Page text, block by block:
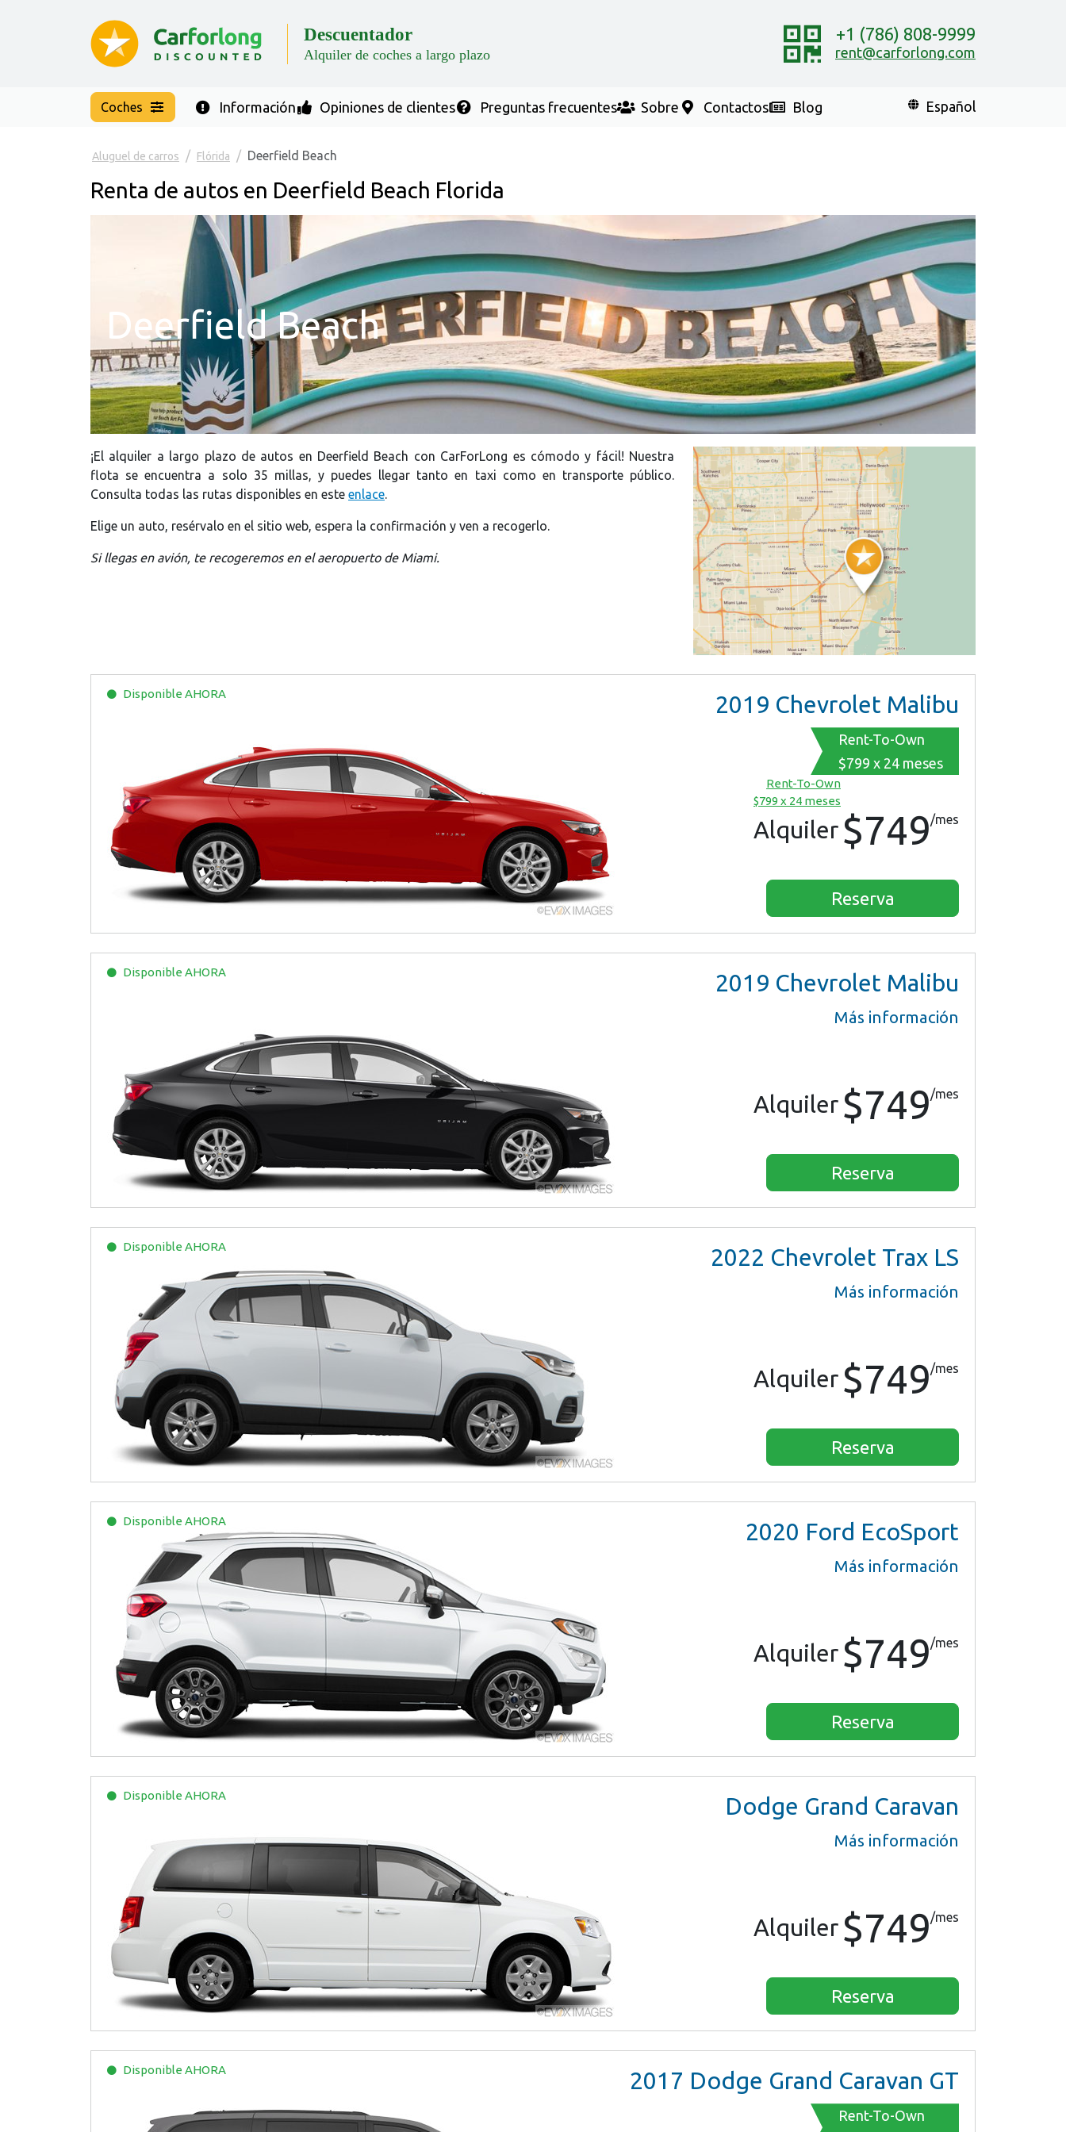
Descuentador
Alquiler de coches a largo plazo
+1 (786) 808-9999
rent@carforlong.com
Coches Información Opiniones de clientes Preguntas frecuentes Sobre Contactos Blog Español
Aluguel de carros Flórida Deerfield Beach
Renta de autos en Deerfield Beach Florida
Deerfield Beach
¡El alquiler a largo plazo de autos en Deerfield Beach con CarForLong es cómodo y fácil! Nuestra
flota se encuentra a solo 35 millas, y puedes llegar tanto en taxi como en transporte público.
Consulta todas las rutas disponibles en este enlace
Elige un auto, resérvalo en el sitio web, espera la confirmación y ven a recogerlo.
Si llegas en avión, te recogeremos en el aeropuerto de Miami.
Disponible AHORA 2019 Chevrolet Malibu
Rent-To-Own
$799 x 24 meses
Rent-To-Own
$799 x 24 meses
Alquiler $749/mes
Reserva
Disponible AHORA 2019 Chevrolet Malibu
Más información
Alquiler $749/mes
Reserva
Disponible AHORA 2022 Chevrolet Trax LS
Más información
Alquiler $749/mes
Reserva
Disponible AHORA 2020 Ford EcoSport
Más información
Alquiler $749/mes
Reserva
Disponible AHORA Dodge Grand Caravan
Más información
Alquiler $749/mes
Reserva
Disponible AHORA 2017 Dodge Grand Caravan GT
Rent-To-Own